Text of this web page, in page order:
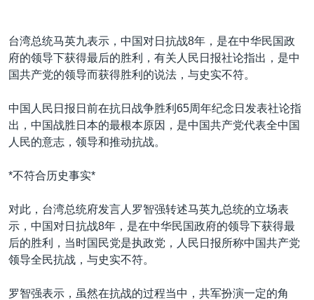
美国之音专访
重要讲话与声明
南中国海争端
关注西藏
关注新疆
其他语言网站
台湾总统马英九表示，中国对日抗战8年，是在中华民国政
府的领导下获得最后的胜利，有关人民日报社论指出，是中
国共产党的领导而获得胜利的说法，与史实不符。
中国人民日报日前在抗日战争胜利65周年纪念日发表社论指
出，中国战胜日本的最根本原因，是中国共产党代表全中国
人民的意志，领导和推动抗战。
*不符合历史事实*
对此，台湾总统府发言人罗智强转述马英九总统的立场表
示，中国对日抗战8年，是在中华民国政府的领导下获得最
后的胜利，当时国民党是执政党，人民日报所称中国共产党
领导全民抗战，与史实不符。
罗智强表示，虽然在抗战的过程当中，共军扮演一定的角